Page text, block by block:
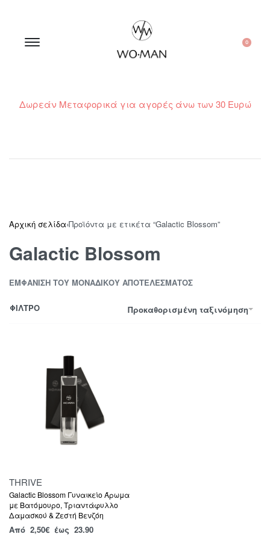
0
Δωρεάν Μεταφορικά για αγορές άνω των 30 Ευρώ
Αρχική σελίδα›Προϊόντα με ετικέτα “Galactic Blossom”
Galactic Blossom
ΕΜΦΆΝΙΣΗ ΤΟΥ ΜΟΝΑΔΙΚΟΎ ΑΠΟΤΕΛΈΣΜΑΤΟΣ
Προκαθορισμένη ταξινόμηση
ΦΙΛΤΡΟ
THRIVE
Galactic Blossom Γυναικείο Άρωμα
με Βατόμουρο, Τριαντάφυλλο
Δαμασκού & Ζεστή Βενζόη
Από 2,50€ έως 23.90